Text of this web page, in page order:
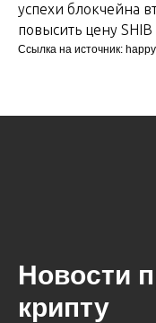
успехи блокчейна
повысить цену
Ссылка на источник:
Новости
крипту